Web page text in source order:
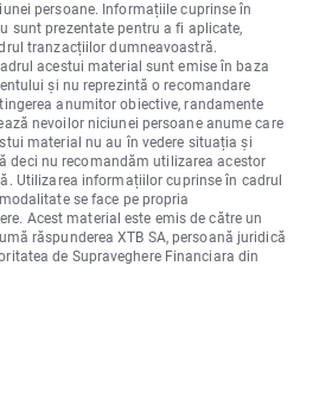
persoane. Informațiile cuprinse în
sunt prezentate pentru a fi aplicate,
tranzacțiilor dumneavoastră.
acestui material sunt emise în baza
și nu reprezintă o recomandare
anumitor obiective, randamente
nevoilor niciunei persoane anume care
material nu au în vedere situația și
deci nu recomandăm utilizarea acestor
Utilizarea informațiilor cuprinse în cadrul
se face pe propria
Acest material este emis de către un
răspunderea XTB SA, persoană juridică
de Supraveghere Financiara din